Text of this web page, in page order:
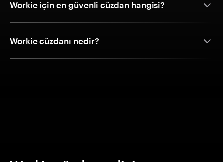
Workie için en güvenli cüzdan hangisi?
Workie cüzdanı nedir?